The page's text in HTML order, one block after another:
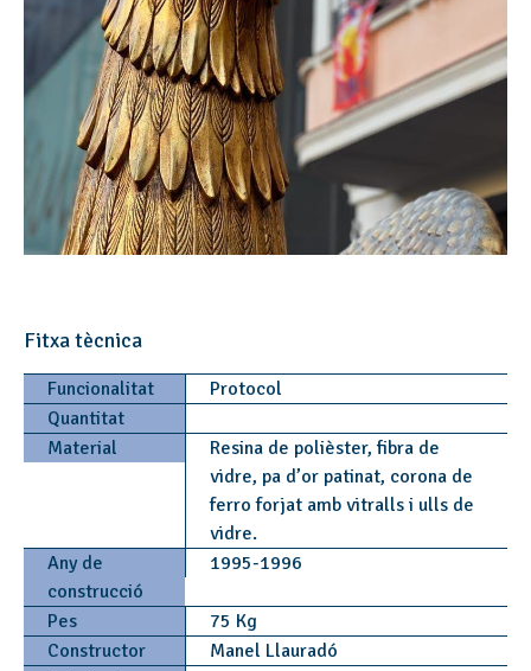
Fitxa tècnica
Funcionalitat
Protocol
Quantitat
Material
Resina de polièster, fibra de
vidre, pa d’or patinat, corona de
ferro forjat amb vitralls i ulls de
vidre.
Any de
construcció
1995-1996
Pes
75 Kg
Constructor
Manel Llauradó